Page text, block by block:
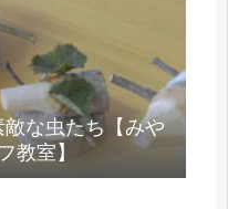
な虫たち【みや
教室】